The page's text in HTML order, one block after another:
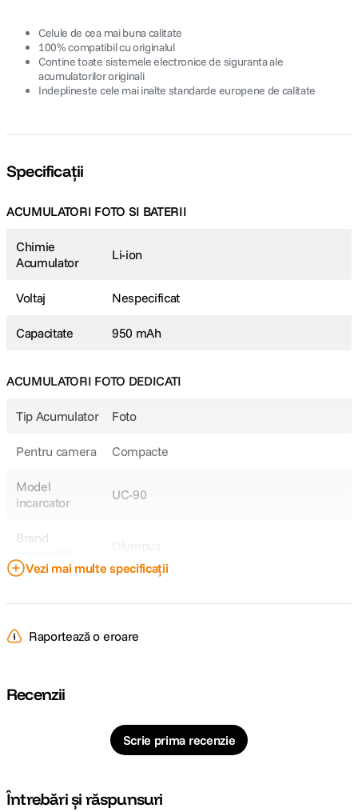
Celule de cea mai buna calitate
100% compatibil cu originalul
Contine toate sistemele electronice de siguranta ale
acumulatorilor originali
Indeplineste cele mai inalte standarde europene de calitate
Specificații
ACUMULATORI FOTO SI BATERII
Chimie
Acumulator
Li-ion
Voltaj Nespecificat
Capacitate 950 mAh
ACUMULATORI FOTO DEDICATI
Tip Acumulator Foto
Pentru camera Compacte
Model
incarcator
UC-90
Brand
Acumulator
Model
Olympus Tough TG-1, Tough TG-2, Stylus
DETALII PRODUCATOR
1131
Vezi mai multe specificații
Raportează o eroare
Recenzii
Scrie prima recenzie
Întrebări și răspunsuri